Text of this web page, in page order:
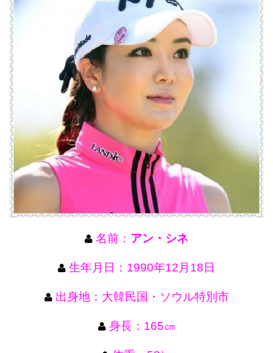
名前： アン・シネ
生年月日：1990年12月18日
出身地：大韓民国・ソウル特別市
身長：165㎝